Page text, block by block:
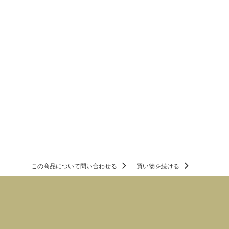
この商品について問い合わせる 買い物を続ける